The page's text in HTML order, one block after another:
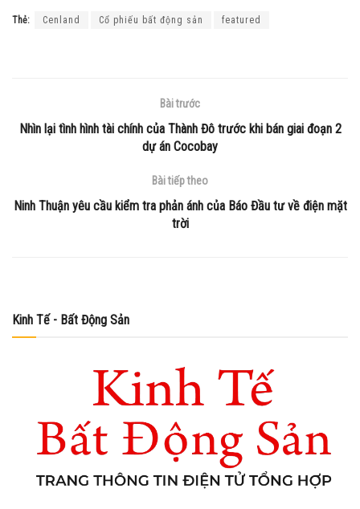
Thẻ: Cenland Cổ phiếu bất động sản featured
Bài trước
Nhìn lại tình hình tài chính của Thành Đô trước khi bán giai đoạn 2
dự án Cocobay
Bài tiếp theo
Ninh Thuận yêu cầu kiểm tra phản ánh của Báo Đầu tư về điện mặt
trời
Kinh Tế - Bất Động Sản